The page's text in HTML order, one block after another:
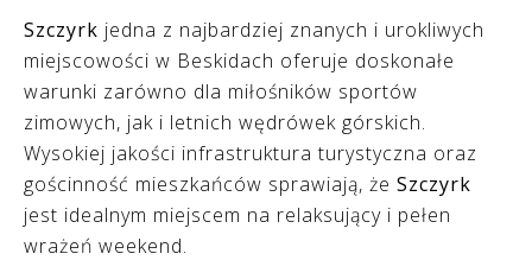
Szczyrk jedna z najbardziej znanych i urokliwych
miejscowości w Beskidach oferuje doskonałe
warunki zarówno dla miłośników sportów
zimowych, jak i letnich wędrówek górskich.
Wysokiej jakości infrastruktura turystyczna oraz
gościnność mieszkańców sprawiają, że Szczyrk
jest idealnym miejscem na relaksujący i pełen
wrażeń weekend.